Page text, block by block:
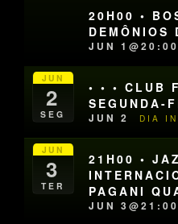
20H00 •
DEMÔNIOS
JUN 1@20:00
JUN
2
SEG
• • • CLUB
SEGUNDA-
JUN 2 DIA
JUN
3
TER
21H00 •
PAGANI
JUN 3@21:00